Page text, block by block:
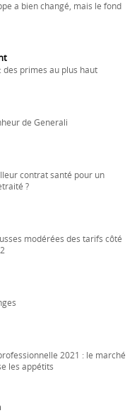
a bien changé, mais le fond
des primes au plus haut
de Generali
contrat santé pour un
?
modérées des tarifs côté
2021 : le marché
les appétits